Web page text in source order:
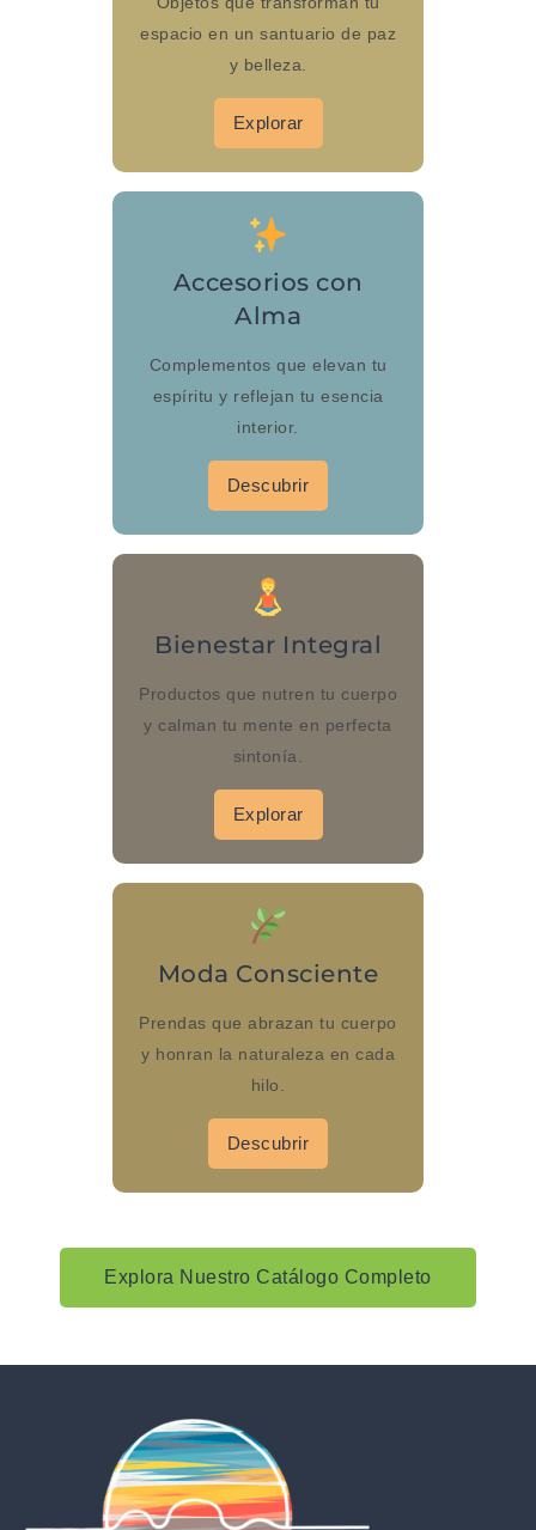
espacio en un santuario de paz
y belleza.
Explorar
Accesorios con
Alma
Complementos que elevan tu
espíritu y reflejan tu esencia
interior.
Descubrir
Bienestar Integral
Productos que nutren tu cuerpo
y calman tu mente en perfecta
sintonía.
Explorar
Moda Consciente
Prendas que abrazan tu cuerpo
y honran la naturaleza en cada
hilo.
Descubrir
Explora Nuestro Catálogo Completo